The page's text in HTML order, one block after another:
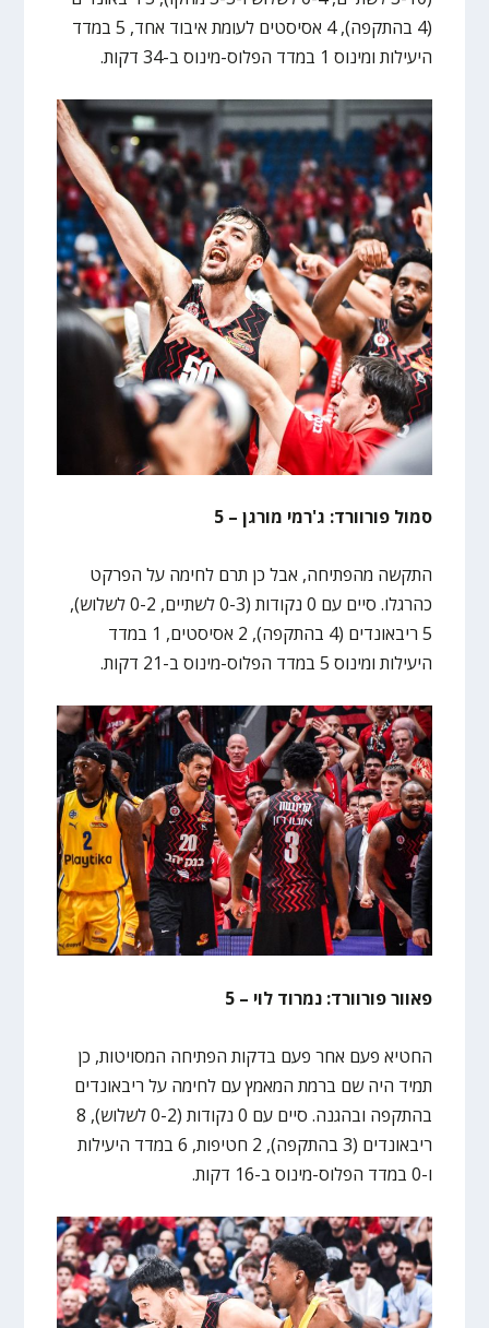
(4 בהתקפה), 4 אסיסטים לעומת איבוד אחד, 5 במדד
היעילות ומינוס 1 במדד הפלוס-מינוס ב-34 דקות.
סמול פורוורד: ג'רמי מורגן – 5
התקשה מהפתיחה, אבל כן תרם לחימה על הפרקט
כהרגלו. סיים עם 0 נקודות (0-3 לשתיים, 0-2 לשלוש),
5 ריבאונדים (4 בהתקפה), 2 אסיסטים, 1 במדד
היעילות ומינוס 5 במדד הפלוס-מינוס ב-21 דקות.
פאוור פורוורד: נמרוד לוי – 5
החטיא פעם אחר פעם בדקות הפתיחה המסויטות, כן
תמיד היה שם ברמת המאמץ עם לחימה על ריבאונדים
בהתקפה ובהגנה. סיים עם 0 נקודות (0-2 לשלוש), 8
ריבאונדים (3 בהתקפה), 2 חטיפות, 6 במדד היעילות
ו-0 במדד הפלוס-מינוס ב-16 דקות.